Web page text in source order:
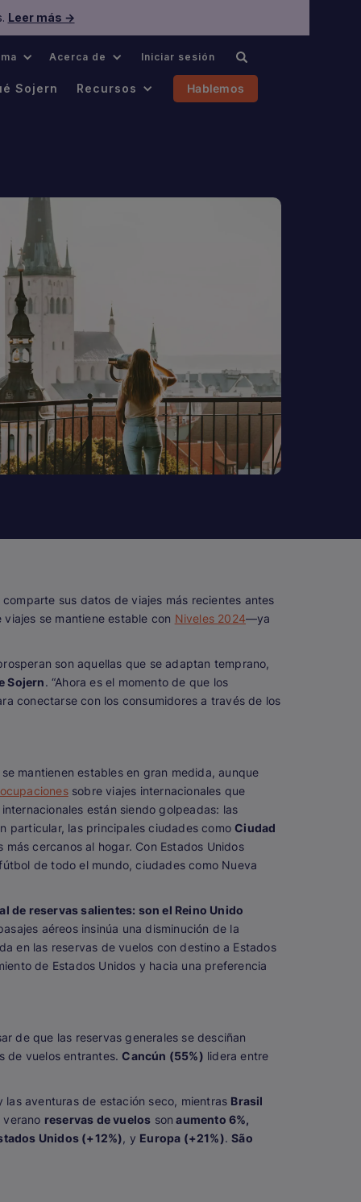
Leer más →
Acerca de Iniciar sesión
Sojern Recursos Hablemos
sus datos de viajes más recientes antes
se mantiene estable con Niveles 2024—ya
son aquellas que se adaptan temprano,
Sojern. “Ahora es el momento de que los
conectarse con los consumidores a través de los
mantienen estables en gran medida, aunque
sobre viajes internacionales que
están siendo golpeadas: las
particular, las principales ciudades comoCiudad
cercanos al hogar. Con Estados Unidos
de todo el mundo, ciudades como Nueva
de reservas salientes: son el Reino Unido
aéreos insinúa una disminución de la
en las reservas de vuelos con destino a Estados
de Estados Unidos y hacia una preferencia
de que las reservas generales se desciñan
de vuelos entrantes.Cancún (55%) lidera entre
aventuras de estación seco, mientras Brasil
reservas de vuelos son aumento 6%,
Unidos (+12%), y Europa (+21%).São